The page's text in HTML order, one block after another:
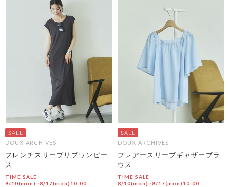
DOUX ARCHIVES
フレンチスリーブリブワンピー
ス
TIME SALE
8/10(mon)~8/17(mon)10:00
DOUX ARCHIVES
フレアースリーブギャザーブラ
ウス
TIME SALE
8/10(mon)~8/17(mon)10:00